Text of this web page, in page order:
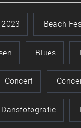
2023 Beach
Blues
Concert
Dansfotografie